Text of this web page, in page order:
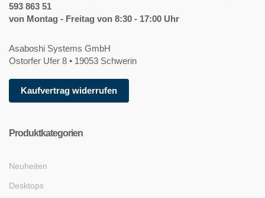
593 863 51
von Montag - Freitag von 8:30 - 17:00 Uhr
Asaboshi Systems GmbH
Ostorfer Ufer 8 • 19053 Schwerin
Kaufvertrag widerrufen
Produktkategorien
Neuheiten
Desktops